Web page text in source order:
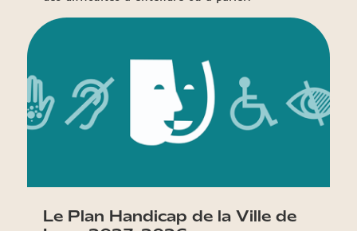
Le Plan Handicap de la Ville de